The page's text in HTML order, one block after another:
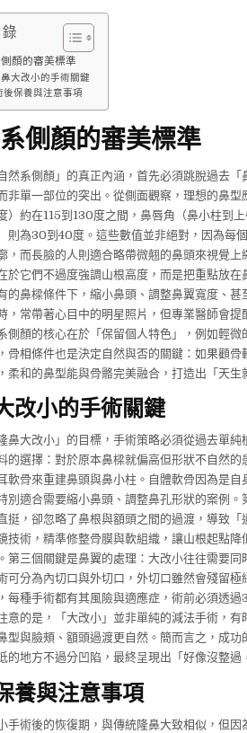
顏的審美標準
鼻大改小的手術關鍵
後保養與注意事項
側顏的審美標準
然系側顏」的真正內涵，首先必須跳脫過去
非單一部位的突出。從側面觀察，理想的鼻
）約在115到130度之間，鼻唇角（鼻小柱到
則為30到40度。這些數值並非絕對，因為
，而長臉的人則適合略帶微翹的鼻頭來視覺
於它們不過度強調山根高度，而是把重點放
的鼻樑條件下，縮小鼻頭、調整鼻翼寬度、
，常帶著心目中的明星照片，但專業醫師會
側顏的核心在於「保留個人特色」，例如輕
骨相條件也是決定自然與否的關鍵：如果顴
柔和的鼻型能與骨骼完美融合，打造出「天生
改小的手術關鍵
鼻大改小」的目標，手術策略必須從過去單
的選擇：對於原本鼻樑就偏高但形狀不自然
軟骨來重建鼻頭與鼻小柱。自體軟骨因為是
別適合需要縮小鼻頭、調整鼻孔形狀的案例
挺，卻忽略了鼻根與額頭之間的過渡，導致
技術，精準修整骨膜與軟組織，讓山根起點
第三個關鍵是鼻翼的處理：大改小往往需要
可分為內切口與外切口，外切口雖然會殘留
每種手術都有其風險與適應症，術前必須透
意的是，「大改小」並非單純的減法手術，
型與臉頰、額頭過渡更自然。簡而言之，成
的地方不過分凹陷，最終呈現出「好像沒整過
養與注意事項
手術後的恢復期，與傳統隆鼻大致相似，但